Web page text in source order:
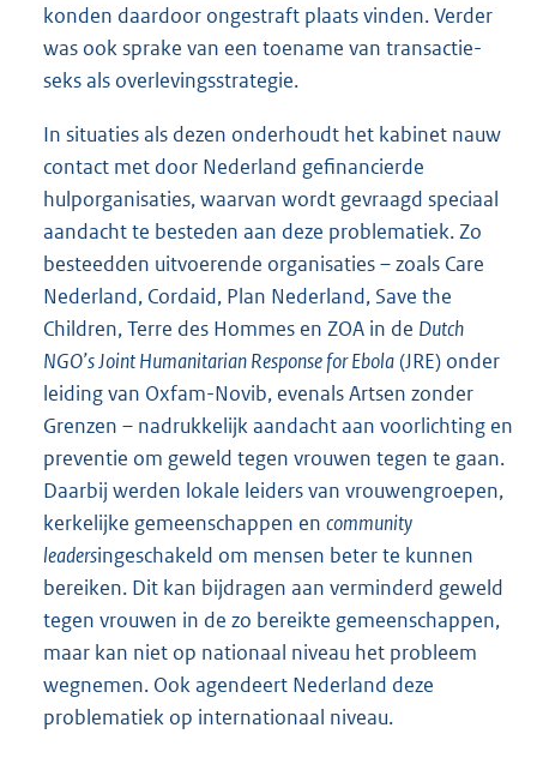
konden daardoor ongestraft plaats vinden. Verder
was ook sprake van een toename van transactie-
seks als overlevingsstrategie.
In situaties als dezen onderhoudt het kabinet nauw
contact met door Nederland gefinancierde
hulporganisaties, waarvan wordt gevraagd speciaal
aandacht te besteden aan deze problematiek. Zo
besteedden uitvoerende organisaties – zoals Care
Nederland, Cordaid, Plan Nederland, Save the
Children, Terre des Hommes en ZOA in de Dutch
NGO’s Joint Humanitarian Response for Ebola(JRE) onder
leiding van Oxfam-Novib, evenals Artsen zonder
Grenzen – nadrukkelijk aandacht aan voorlichting en
preventie om geweld tegen vrouwen tegen te gaan.
Daarbij werden lokale leiders van vrouwengroepen,
kerkelijke gemeenschappen en community
leadersingeschakeld om mensen beter te kunnen
bereiken. Dit kan bijdragen aan verminderd geweld
tegen vrouwen in de zo bereikte gemeenschappen,
maar kan niet op nationaal niveau het probleem
wegnemen. Ook agendeert Nederland deze
problematiek op internationaal niveau.